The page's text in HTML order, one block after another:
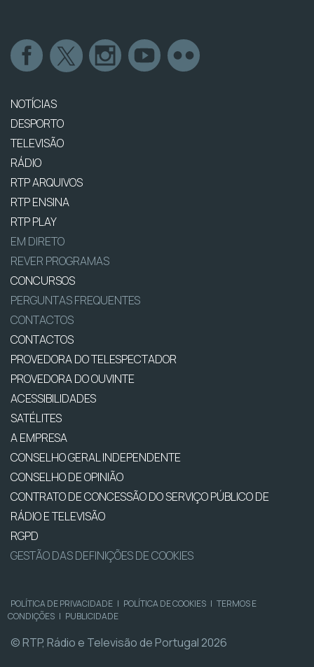
NOTÍCIAS
DESPORTO
TELEVISÃO
RÁDIO
RTP ARQUIVOS
RTP ENSINA
RTP PLAY
EM DIRETO
REVER PROGRAMAS
CONCURSOS
PERGUNTAS FREQUENTES
CONTACTOS
CONTACTOS
PROVEDORA DO TELESPECTADOR
PROVEDORA DO OUVINTE
ACESSIBILIDADES
SATÉLITES
A EMPRESA
CONSELHO GERAL INDEPENDENTE
CONSELHO DE OPINIÃO
CONTRATO DE CONCESSÃO DO SERVIÇO PÚBLICO DE
RÁDIO E TELEVISÃO
RGPD
GESTÃO DAS DEFINIÇÕES DE COOKIES
POLÍTICA DE PRIVACIDADE | POLÍTICA DE COOKIES | TERMOS E
CONDIÇÕES | PUBLICIDADE
© RTP, Rádio e Televisão de Portugal 2026